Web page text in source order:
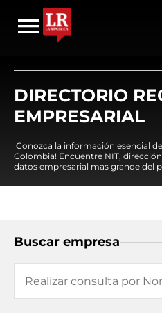
DIRECTORIO
EMPRESARIAL
¡Conozca la información esencial
Colombia! Encuentre NIT,
datos empresarial mas grande del
Buscar empresa